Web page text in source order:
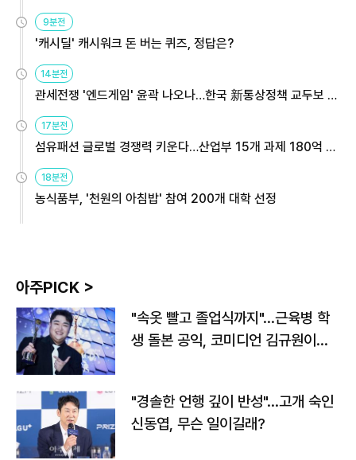
9분전
'캐시딜' 캐시워크 돈 버는 퀴즈, 정답은?
14분전
관세전쟁 '엔드게임' 윤곽 나오나…한국 新통상정책 교두보 활
용해야
17분전
섬유패션 글로벌 경쟁력 키운다…산업부 15개 과제 180억 지
원
18분전
농식품부, '천원의 아침밥' 참여 200개 대학 선정
아주PICK >
"속옷 빨고 졸업식까지"…근육병 학
생 돌본 공익, 코미디언 김규원이었
"경솔한 언행 깊이 반성"…고개 숙인
신동엽, 무슨 일이길래?